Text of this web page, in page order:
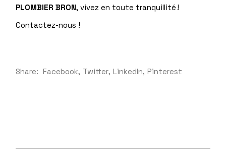
PLOMBIER BRON, vivez en toute tranquillité !
Contactez-nous !
Share: Facebook Twitter LinkedIn Pinterest